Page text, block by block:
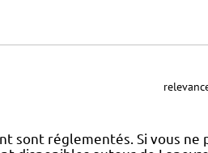
sont réglementés. Si vous ne